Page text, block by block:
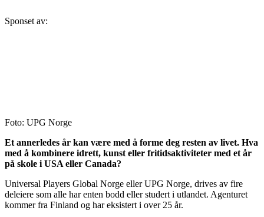
Sponset av:
Foto: UPG Norge
Et annerledes år kan være med å forme deg resten av livet. Hva
med å kombinere idrett, kunst eller fritidsaktiviteter med et år
på skole i USA eller Canada?
Universal Players Global Norge eller UPG Norge, drives av fire
deleiere som alle har enten bodd eller studert i utlandet. Agenturet
kommer fra Finland og har eksistert i over 25 år.